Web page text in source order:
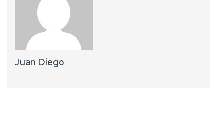
Juan Diego